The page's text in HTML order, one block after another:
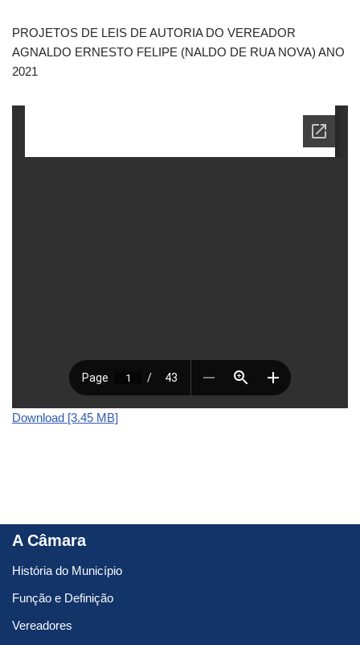
PROJETOS DE LEIS DE AUTORIA DO VEREADOR
AGNALDO ERNESTO FELIPE (NALDO DE RUA NOVA) ANO
2021
Download [3.45 MB]
A Câmara
História do Município
Função e Definição
Vereadores